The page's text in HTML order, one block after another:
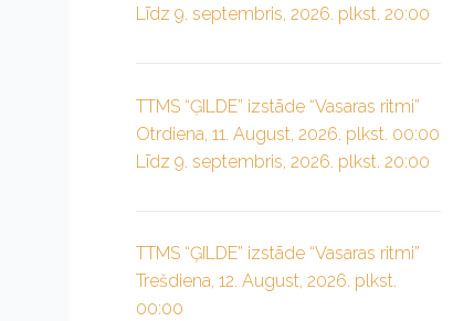
Līdz 9. septembris, 2026. plkst. 20:00
TTMS “ĢILDE” izstāde “Vasaras ritmi”
Otrdiena, 11. August, 2026. plkst. 00:00
Līdz 9. septembris, 2026. plkst. 20:00
TTMS “ĢILDE” izstāde “Vasaras ritmi”
Trešdiena, 12. August, 2026. plkst.
00:00